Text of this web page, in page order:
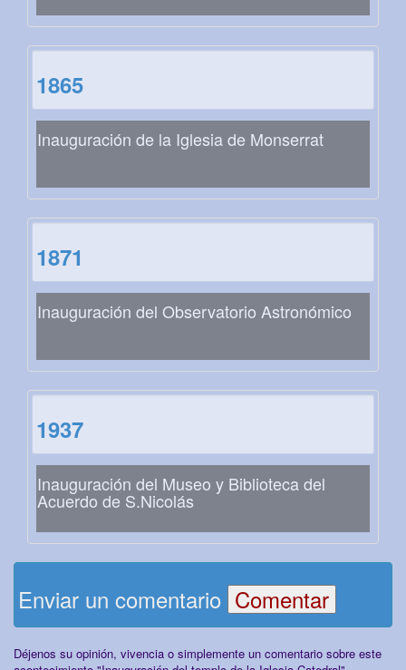
1865
Inauguración de la Iglesia de Monserrat
1871
Inauguración del Observatorio Astronómico
1937
Inauguración del Museo y Biblioteca del
Acuerdo de S.Nicolás
Enviar un comentario
Déjenos su opinión, vivencia o simplemente un comentario sobre este